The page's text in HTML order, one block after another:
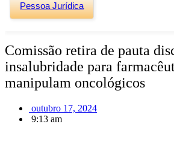
Pessoa Jurídica
Comissão retira de pauta
insalubridade para
manipulam oncológicos
outubro 17, 2024
9:13 am